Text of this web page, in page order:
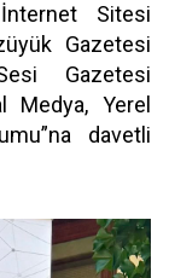
Sitesi
Gazetesi
Gazetesi
Medya, Yerel
davetli